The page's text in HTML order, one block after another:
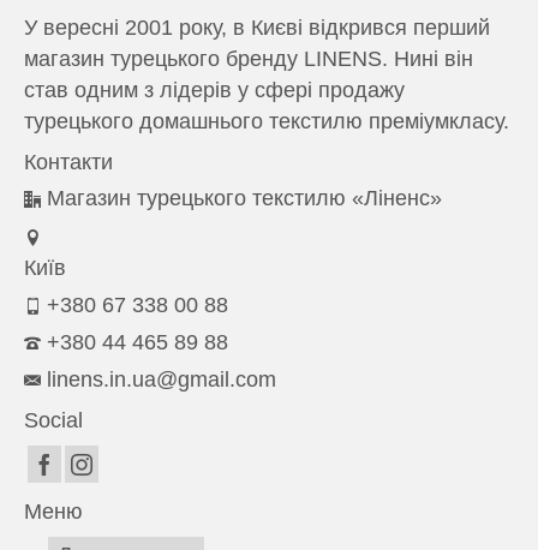
У вересні 2001 року, в Києві відкрився перший
магазин турецького бренду LINENS. Нині він
став одним з лідерів у сфері продажу
турецького домашнього текстилю преміумкласу.
Контакти
Магазин турецького текстилю «Ліненс»
Київ
+380 67 338 00 88
+380 44 465 89 88
linens.in.ua@gmail.com
Social
Меню